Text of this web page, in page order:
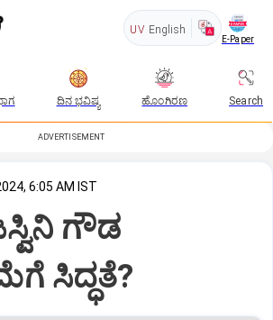
UV English
E-Paper
ದಿನ ಭವಿಷ್ಯ ಹೊಂಗಿರಣ Search
ADVERTISEMENT
6:05 AM IST
ಗೌಡ
ಸಿದ್ಧತೆ?